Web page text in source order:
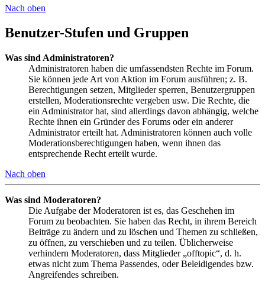
Nach oben
Benutzer-Stufen und Gruppen
Was sind Administratoren?
Administratoren haben die umfassendsten Rechte im Forum.
Sie können jede Art von Aktion im Forum ausführen; z. B.
Berechtigungen setzen, Mitglieder sperren, Benutzergruppen
erstellen, Moderationsrechte vergeben usw. Die Rechte, die
ein Administrator hat, sind allerdings davon abhängig, welche
Rechte ihnen ein Gründer des Forums oder ein anderer
Administrator erteilt hat. Administratoren können auch volle
Moderationsberechtigungen haben, wenn ihnen das
entsprechende Recht erteilt wurde.
Nach oben
Was sind Moderatoren?
Die Aufgabe der Moderatoren ist es, das Geschehen im
Forum zu beobachten. Sie haben das Recht, in ihrem Bereich
Beiträge zu ändern und zu löschen und Themen zu schließen,
zu öffnen, zu verschieben und zu teilen. Üblicherweise
verhindern Moderatoren, dass Mitglieder „offtopic“, d. h.
etwas nicht zum Thema Passendes, oder Beleidigendes bzw.
Angreifendes schreiben.